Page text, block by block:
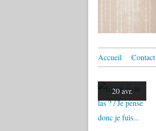
Accueil Contact
20 avr.